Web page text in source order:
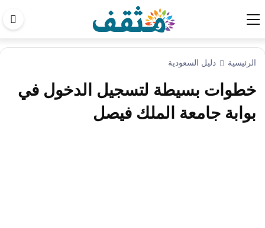
الرئيسية دليل السعودية
خطوات بسيطة لتسجيل الدخول في
بوابة جامعة الملك فيصل